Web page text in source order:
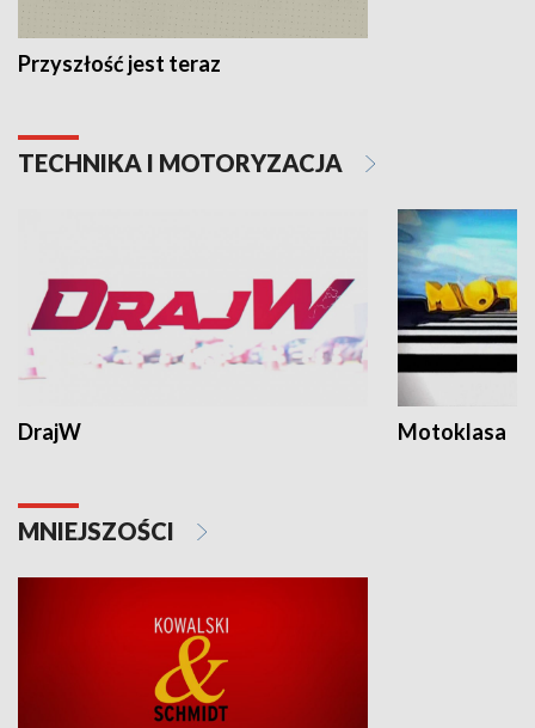
Przyszłość jest teraz
TECHNIKA I MOTORYZACJA
DrajW Motoklasa
MNIEJSZOŚCI